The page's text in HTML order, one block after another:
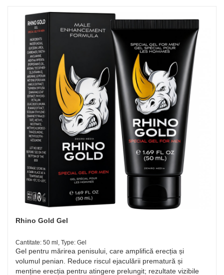
Rhino Gold Gel
Cantitate: 50 ml, Type: Gel
Gel pentru mărirea penisului, care amplifică erecția și
volumul penian. Reduce riscul ejaculării prematură și
menține erecția pentru atingere prelungit; rezultate vizibile